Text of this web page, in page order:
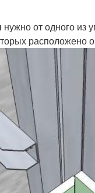
от одного из
расположено